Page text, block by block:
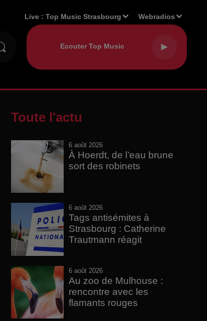
Live :Top Music Strasbourg Webradios
Toute l'actu
6 août 2026
À Hoerdt, de l’eau brune
sort des robinets
6 août 2026
Tags antisémites à
Strasbourg : Catherine
Trautmann réagit
6 août 2026
Au zoo de Mulhouse :
rencontre avec les
flamants rouges